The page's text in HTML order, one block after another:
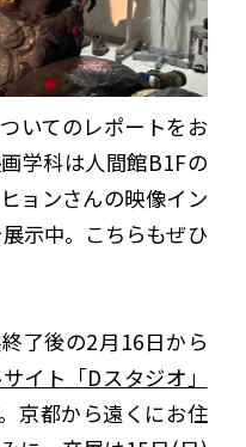
いてのレポートをお
学科は人間館B1Fの
ョンさんの映像イン
示中。こちらもぜひ
了後の2月16日から
イト「Dスタジオ」
京都から遠くにお住